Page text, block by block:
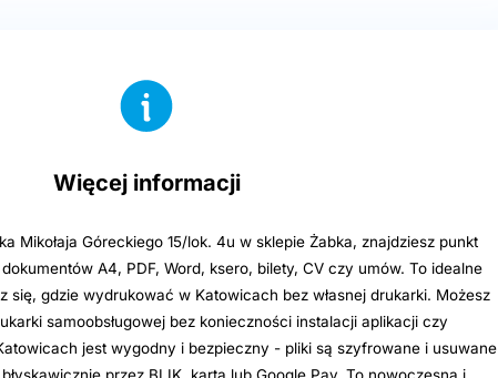
Więcej informacji
Mikołaja Góreckiego 15/lok. 4u w sklepie Żabka, znajdziesz punkt
A4, PDF, Word, ksero, bilety, CV czy umów. To idealne
się, gdzie wydrukować w Katowicach bez własnej drukarki. Możesz
samoobsługowej bez konieczności instalacji aplikacji czy
jest wygodny i bezpieczny - pliki są szyfrowane i usuwane